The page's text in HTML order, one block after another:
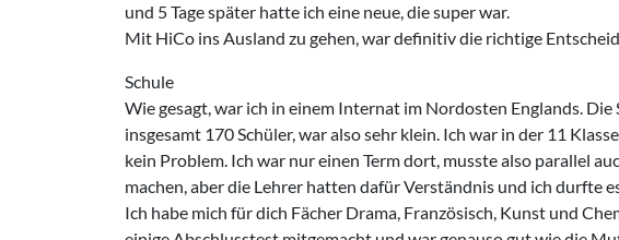
und 5 Tage später hatte ich eine neue, die super war.
Mit HiCo ins Ausland zu gehen, war definitiv die richtige
Schule
Wie gesagt, war ich in einem Internat im Nordosten Englands.
insgesamt 170 Schüler, war also sehr klein. Ich war in der 11
kein Problem. Ich war nur einen Term dort, musste also parallel
machen, aber die Lehrer hatten dafür Verständnis und ich durfte
Ich habe mich für dich Fächer Drama, Französisch, Kunst und